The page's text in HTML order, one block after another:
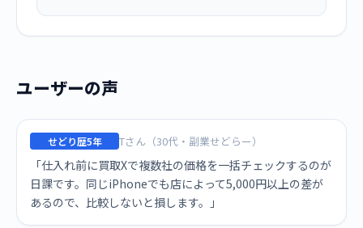
ユーザーの声
せどり歴5年 Tさん（30代・副業せどらー）
「仕入れ前に買取Xで複数社の価格を一括チェックするのが
日課です。同じiPhoneでも店によって5,000円以上の差が
あるので、比較しないと損します。」